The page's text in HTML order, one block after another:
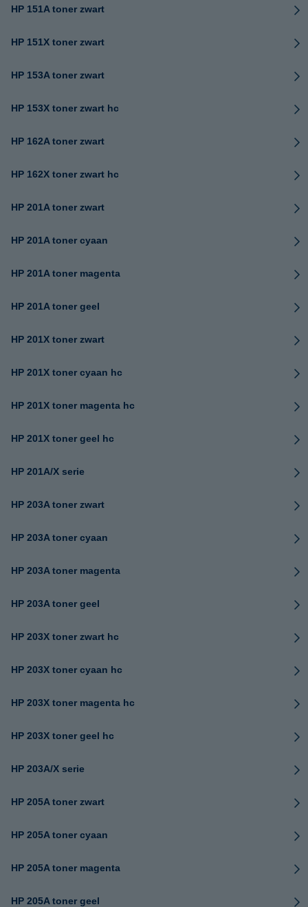
HP 151A toner zwart
HP 151X toner zwart
HP 153A toner zwart
HP 153X toner zwart hc
HP 162A toner zwart
HP 162X toner zwart hc
HP 201A toner zwart
HP 201A toner cyaan
HP 201A toner magenta
HP 201A toner geel
HP 201X toner zwart
HP 201X toner cyaan hc
HP 201X toner magenta hc
HP 201X toner geel hc
HP 201A/X serie
HP 203A toner zwart
HP 203A toner cyaan
HP 203A toner magenta
HP 203A toner geel
HP 203X toner zwart hc
HP 203X toner cyaan hc
HP 203X toner magenta hc
HP 203X toner geel hc
HP 203A/X serie
HP 205A toner zwart
HP 205A toner cyaan
HP 205A toner magenta
HP 205A toner geel